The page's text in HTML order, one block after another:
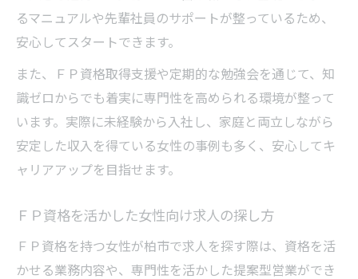
るマニュアルや先輩社員のサポートが整っているため、
安心してスタートできます。
また、ＦＰ資格取得支援や定期的な勉強会を通じて、知
識ゼロからでも着実に専門性を高められる環境が整って
います。実際に未経験から入社し、家庭と両立しながら
安定した収入を得ている女性の事例も多く、安心してキ
ャリアアップを目指せます。
ＦＰ資格を活かした女性向け求人の探し方
ＦＰ資格を持つ女性が柏市で求人を探す際は、資格を活
かせる業務内容や、専門性を活かした提案型営業ができ